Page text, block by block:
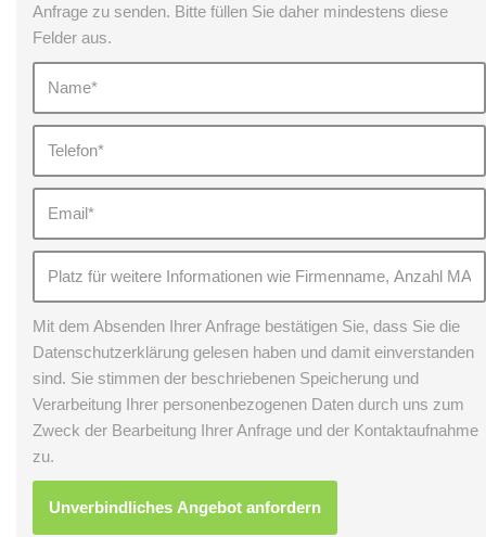
Anfrage zu senden. Bitte füllen Sie daher mindestens diese
Felder aus.
Mit dem Absenden Ihrer Anfrage bestätigen Sie, dass Sie die
Datenschutzerklärung gelesen haben und damit einverstanden
sind. Sie stimmen der beschriebenen Speicherung und
Verarbeitung Ihrer personenbezogenen Daten durch uns zum
Zweck der Bearbeitung Ihrer Anfrage und der Kontaktaufnahme
zu.